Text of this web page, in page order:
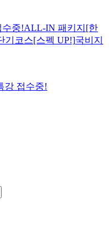
수중!ALL-IN 패키지[한
기코스[스펙 UP!]국비지
강 접수중!